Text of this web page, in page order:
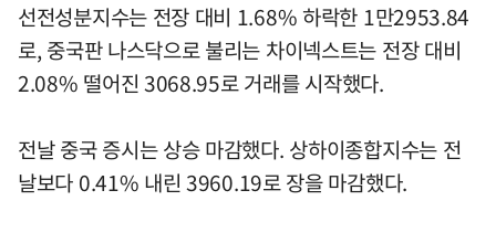
선전성분지수는 전장 대비 1.68% 하락한 1만2953.84
로, 중국판 나스닥으로 불리는 차이넥스트는 전장 대비
2.08% 떨어진 3068.95로 거래를 시작했다.
전날 중국 증시는 상승 마감했다. 상하이종합지수는 전
날보다 0.41% 내린 3960.19로 장을 마감했다.